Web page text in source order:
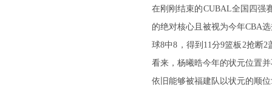
在刚刚结束的CUBAL全国四强
的绝对核心且被视为今年CBA
球8中8，得到11分9篮板2抢断
看来，杨曦晧今年的状元位置
依旧能够被福建队以状元的顺